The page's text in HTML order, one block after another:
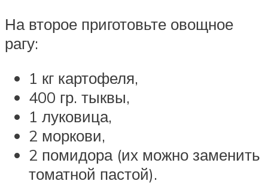
На второе приготовьте овощное
рагу:
1 кг картофеля,
400 гр. тыквы,
1 луковица,
2 моркови,
2 помидора (их можно заменить
томатной пастой).